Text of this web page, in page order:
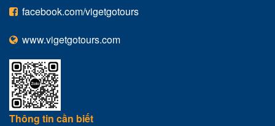
facebook.com/vigetgotours
www.vigetgotours.com
Thông tin cần biết